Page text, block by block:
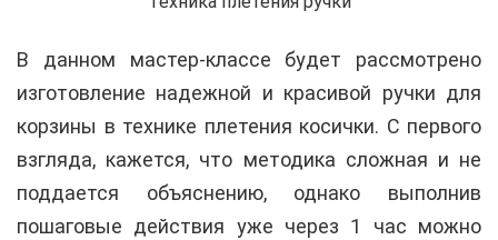
В данном мастер-классе будет рассмотрено
изготовление надежной и красивой ручки для
корзины в технике плетения косички. С первого
взгляда, кажется, что методика сложная и не
поддается объяснению, однако выполнив
пошаговые действия уже через 1 час можно